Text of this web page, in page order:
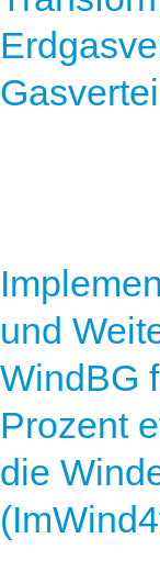
und
WindBG
Prozent
die